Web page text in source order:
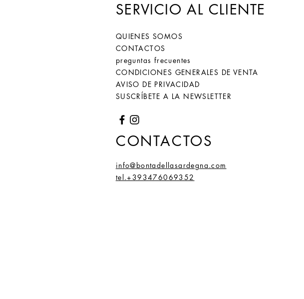
SERVICIO AL CLIENTE
QUIENES SOMOS
CONTACTOS
preguntas frecuentes
CONDICIONES GENERALES DE VENTA
AVISO DE PRIVACIDAD
SUSCRÍBETE A LA NEWSLETTER
CONTACTOS
info@bontadellasardegna.com
tel.+393476069352